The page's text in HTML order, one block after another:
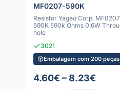
MF0207-590K
Resistor Yageo Corp.
590K 590k Ohms 0.6W
hole
3021
Embalagem com 200 peças
4.60€ – 8.23€